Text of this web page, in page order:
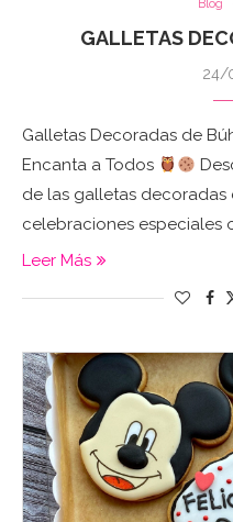
Blog
GALLETAS
24/
Galletas Decoradas de
Encanta a Todos
de las galletas
celebraciones especiales
Leer Más